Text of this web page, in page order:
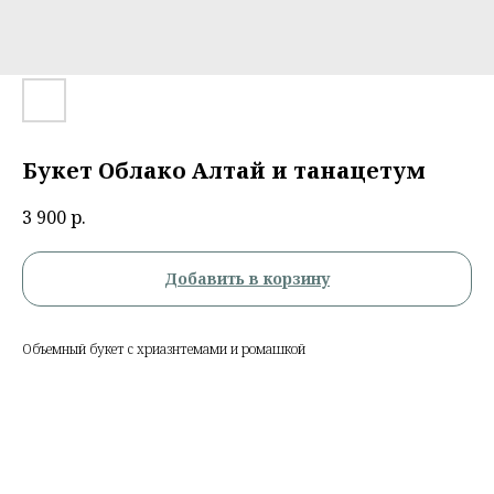
Букет Облако Алтай и танацетум
3 900р.
Добавить в корзину
Объемный букет с хриазнтемами и ромашкой